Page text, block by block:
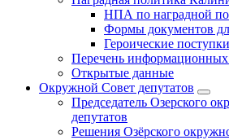
НПА по наградной
Формы документов
Героические
Перечень информационных
Открытые данные
Окружной Совет депутатов
Председатель Озерского
депутатов
Решения Озёрского